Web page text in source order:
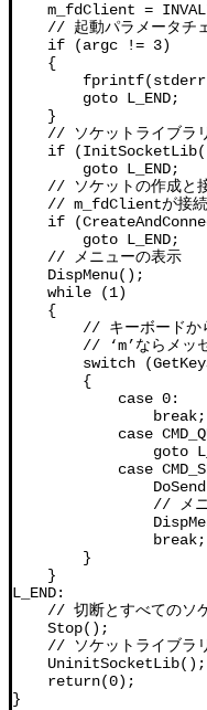
m_fdClient =
// 起動パラメータチ
    if (argc != 3)
    {
        goto L_END;
    }
// ソケットライブラ
if
        goto L_END;
// ソケットの作成と
// m_fdClientが接続
if
        goto L_END;
    // メニューの表示
    DispMenu();
    while (1)
    {
// キーボードか
// ‘m’ならメ
switch
        {
case 0:
                break;
case
goto
case
// メ
                break;
        }
    }
L_END:
// 切断とすべてのソ
    Stop();
// ソケットライブラ
    UninitSocketLib();
    return(0);
}